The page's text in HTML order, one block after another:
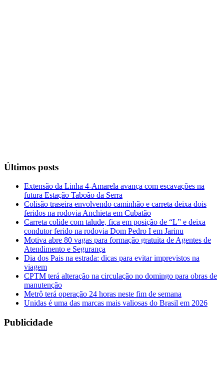
Últimos posts
Extensão da Linha 4-Amarela avança com escavações na
futura Estação Taboão da Serra
Colisão traseira envolvendo caminhão e carreta deixa dois
feridos na rodovia Anchieta em Cubatão
Carreta colide com talude, fica em posição de “L” e deixa
condutor ferido na rodovia Dom Pedro I em Jarinu
Motiva abre 80 vagas para formação gratuita de Agentes de
Atendimento e Segurança
Dia dos Pais na estrada: dicas para evitar imprevistos na
viagem
CPTM terá alteração na circulação no domingo para obras de
manutenção
Metrô terá operação 24 horas neste fim de semana
Unidas é uma das marcas mais valiosas do Brasil em 2026
Publicidade